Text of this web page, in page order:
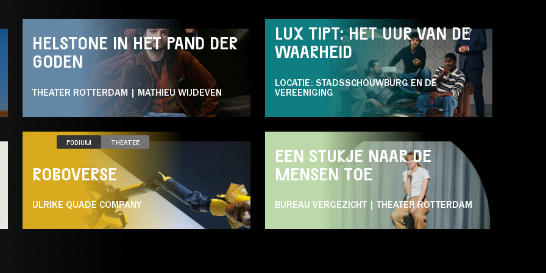
HELSTONE IN HET PAND DER
GODEN
THEATER ROTTERDAM | MATHIEU WIJDEVEN
LUX TIPT: HET UUR VAN DE
WAARHEID
LOCATIE: STADSSCHOUWBURG EN DE
VEREENIGING
DO 08.04
PODIUM THEATER
ROBOVERSE
ULRIKE QUADE COMPANY
EEN STUKJE NAAR DE
MENSEN TOE
BUREAU VERGEZICHT | THEATER ROTTERDAM